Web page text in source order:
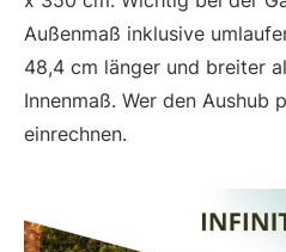
Außenmaß inklusive
48,4 cm länger und breiter
Innenmaß. Wer den Aushub
einrechnen.